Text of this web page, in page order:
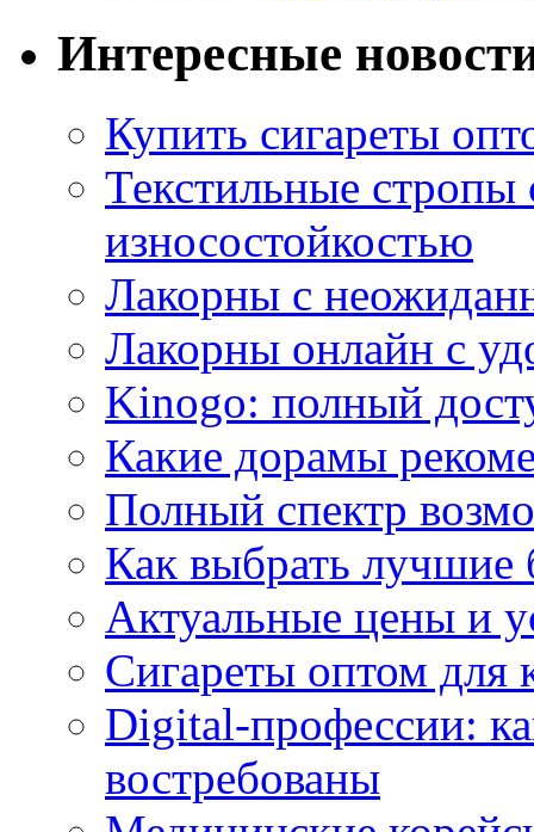
Интересные
Купить сигареты
Текстильные
износостойкостью
Лакорны с
Лакорны онлайн с
Kinogo: полный
Какие дорамы
Полный спектр
Как выбрать
Актуальные цены и
Сигареты оптом для
Digital-профессии:
востребованы